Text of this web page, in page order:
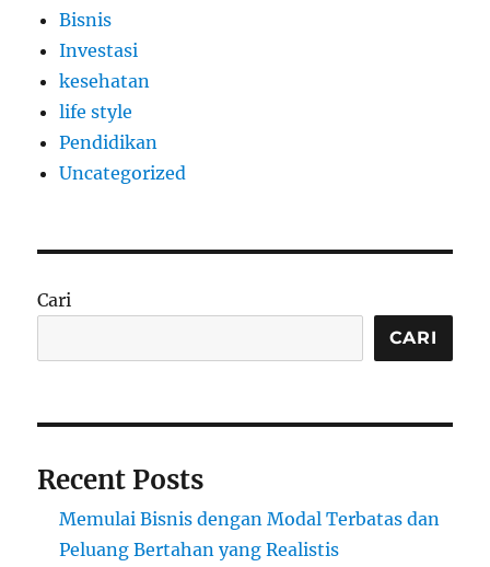
Bisnis
Investasi
kesehatan
life style
Pendidikan
Uncategorized
Cari
CARI
Recent Posts
Memulai Bisnis dengan Modal Terbatas dan
Peluang Bertahan yang Realistis